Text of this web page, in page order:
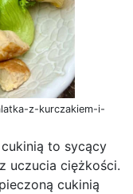
z-kurczakiem-i-
to sycący
uczucia ciężkości.
cukinią